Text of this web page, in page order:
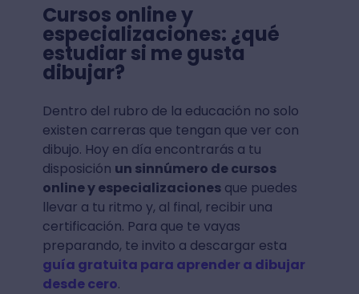
Cursos online y
especializaciones: ¿qué
estudiar si me gusta
dibujar?
Dentro del rubro de la educación no solo
existen carreras que tengan que ver con
dibujo. Hoy en día encontrarás a tu
disposición un sinnúmero de cursos
online y especializacionesque puedes
llevar a tu ritmo y, al final, recibir una
certificación. Para que te vayas
preparando, te invito a descargar esta
guía gratuita para aprender a dibujar
desde cero.